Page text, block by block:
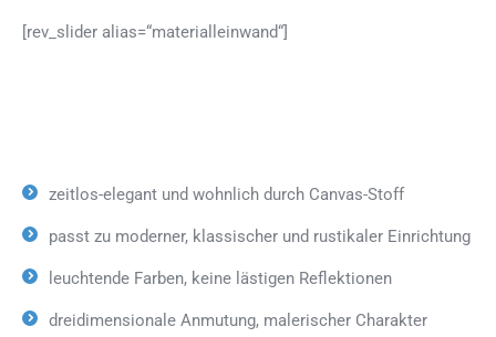
[rev_slider alias=“materialleinwand“]
zeitlos-elegant und wohnlich durch Canvas-Stoff
passt zu moderner, klassischer und rustikaler Einrichtung
leuchtende Farben, keine lästigen Reflektionen
dreidimensionale Anmutung, malerischer Charakter